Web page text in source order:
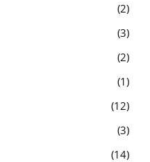
2
3
2
1
12
3
14